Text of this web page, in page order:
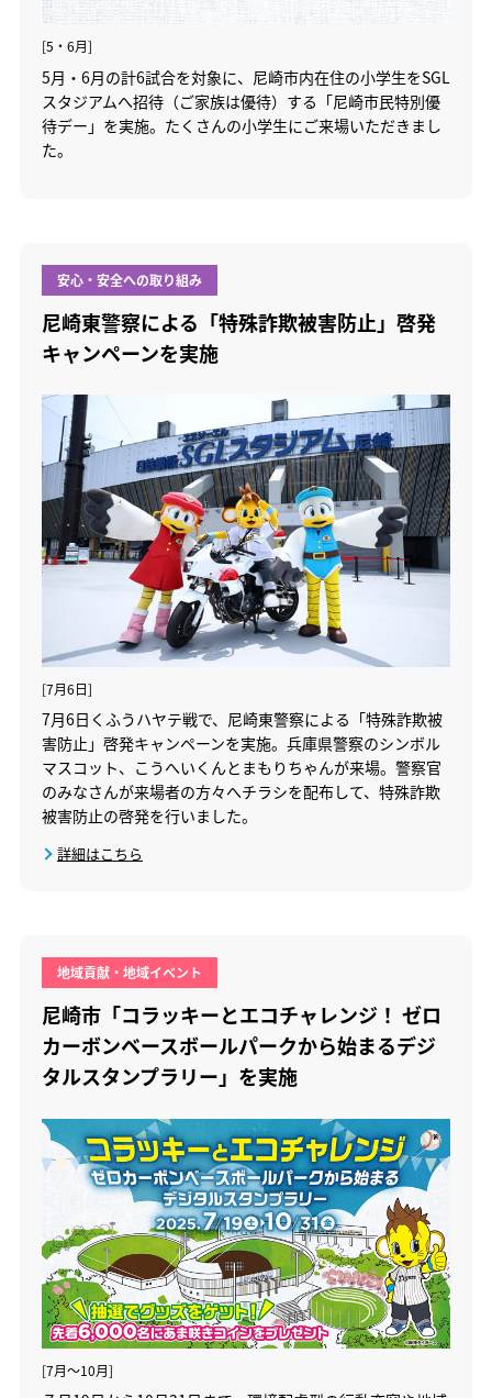
[5・6月]
5月・6月の計6試合を対象に、尼崎市内在住の小学生をSGL
スタジアムへ招待（ご家族は優待）する「尼崎市民特別優
待デー」を実施。たくさんの小学生にご来場いただきまし
た。
安心・安全への取り組み
尼崎東警察による「特殊詐欺被害防止」啓発
キャンペーンを実施
[7月6日]
7月6日くふうハヤテ戦で、尼崎東警察による「特殊詐欺被
害防止」啓発キャンペーンを実施。兵庫県警察のシンボル
マスコット、こうへいくんとまもりちゃんが来場。警察官
のみなさんが来場者の方々へチラシを配布して、特殊詐欺
被害防止の啓発を行いました。
詳細はこちら
地域貢献・地域イベント
尼崎市「コラッキーとエコチャレンジ！ ゼロ
カーボンベースボールパークから始まるデジ
タルスタンプラリー」を実施
[7月～10月]